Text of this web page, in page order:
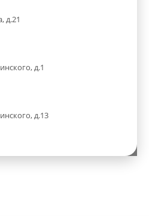
д.21
д.1
д.13